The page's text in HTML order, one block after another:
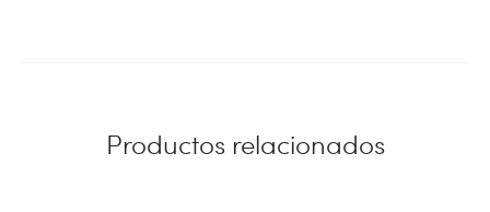
Productos relacionados